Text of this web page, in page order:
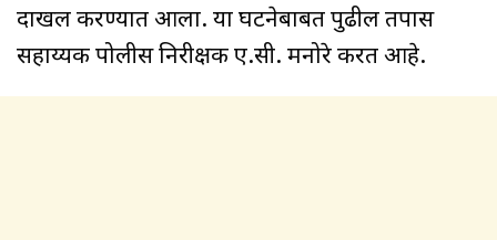
दाखल करण्यात आला. या घटनेबाबत पुढील तपास
सहाय्यक पोलीस निरीक्षक ए.सी. मनोरे करत आहे.